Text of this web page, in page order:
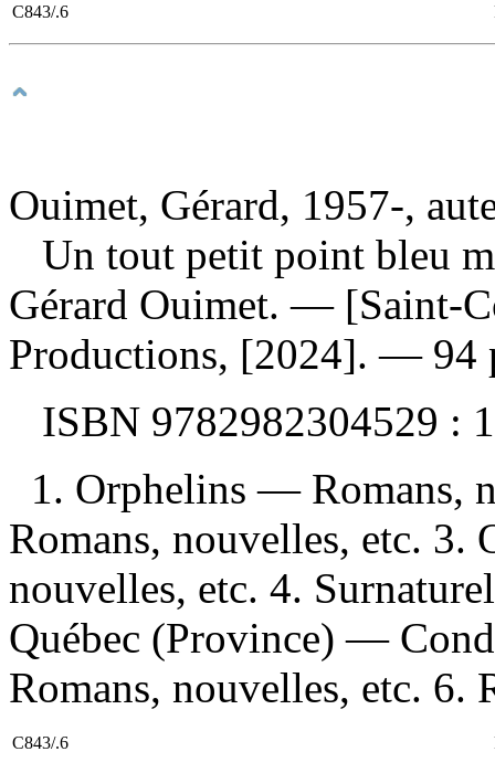
C843/.6
Ouimet, Gérard, 1957-,
Un tout petit point bleu
Gérard Ouimet. — [Saint-
Productions, [2024]. — 94
ISBN 9782982304529 :
1. Orphelins — Romans,
Romans, nouvelles, etc.
nouvelles, etc. 4.
Québec (Province) —
Romans, nouvelles, etc. 6.
C843/.6